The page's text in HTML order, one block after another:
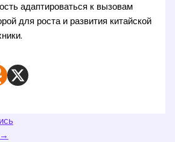
адаптироваться к вызовам
для роста и развития китайской
→